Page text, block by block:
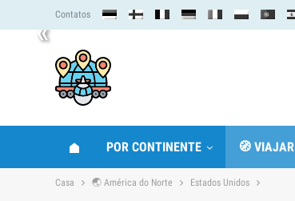
« Contatos
POR CONTINENTE 🧭 VIAJAR
Casa 🌏 América do Norte Estados Unidos